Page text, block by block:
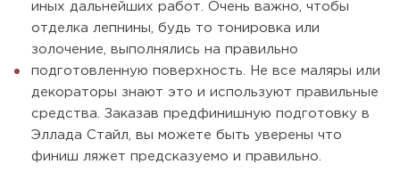
иных дальнейших работ. Очень важно, чтобы
отделка лепнины, будь то тонировка или
золочение, выполнялись на правильно
подготовленную поверхность. Не все маляры или
декораторы знают это и используют правильные
средства. Заказав предфинишную подготовку в
Эллада Стайл, вы можете быть уверены что
финиш ляжет предсказуемо и правильно.